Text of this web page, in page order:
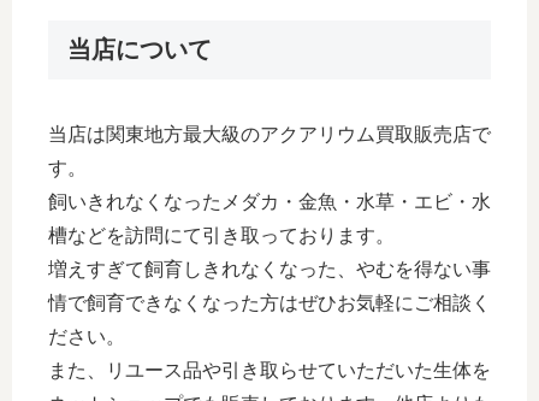
当店について
当店は関東地方最大級のアクアリウム買取販売店で
す。
飼いきれなくなったメダカ・金魚・水草・エビ・水
槽などを訪問にて引き取っております。
増えすぎて飼育しきれなくなった、やむを得ない事
情で飼育できなくなった方はぜひお気軽にご相談く
ださい。
また、リユース品や引き取らせていただいた生体を